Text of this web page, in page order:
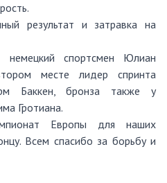
результат и затравка на
немецкий спортсмен Юлиан
месте лидер спринта
Баккен, бронза также у
Гротиана.
Европы для наших
Всем спасибо за борьбу и